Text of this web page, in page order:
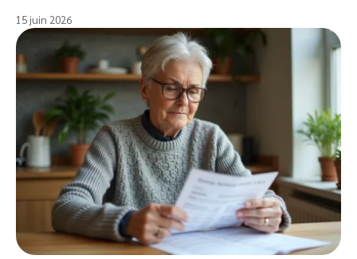
15 juin 2026